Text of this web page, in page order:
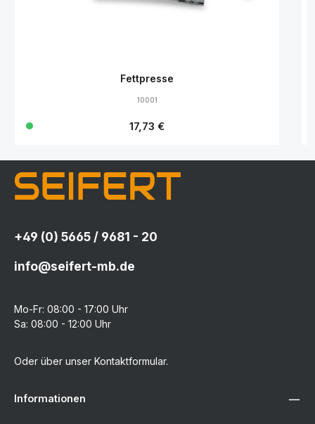
Fettpresse
10001
Regulärer Preis:
17,73 €
+49 (0) 5665 / 9681 - 20
info@seifert-mb.de
Mo-Fr: 08:00 - 17:00 Uhr
Sa: 08:00 - 12:00 Uhr
Oder über unser Kontaktformular.
Informationen